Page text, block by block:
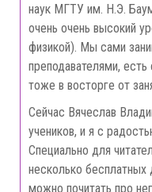
наук МГТУ им. Н.Э.
очень очень высокий
физикой). Мы сами
преподавателями,
тоже в восторге от
Сейчас Вячеслав
учеников, и я с
Специально для
несколько бесплатных
можно почитать про